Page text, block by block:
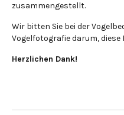
zusammengestellt.
Wir bitten Sie bei der
Vogelfotografie darum,
Herzlichen Dank!